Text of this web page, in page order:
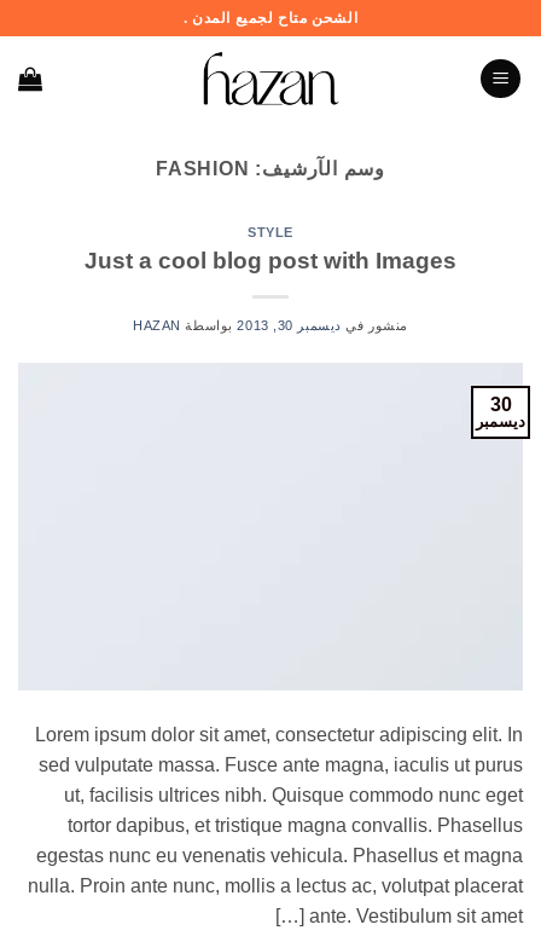
الشحن متاح لجميع المدن .
وسم الآرشيف: FASHION
STYLE
Just a cool blog post with Images
منشور في ديسمبر 30, 2013 بواسطة HAZAN
30
ديسمبر
Lorem ipsum dolor sit amet, consectetur adipiscing elit. In
sed vulputate massa. Fusce ante magna, iaculis ut purus
ut, facilisis ultrices nibh. Quisque commodo nunc eget
tortor dapibus, et tristique magna convallis. Phasellus
egestas nunc eu venenatis vehicula. Phasellus et magna
nulla. Proin ante nunc, mollis a lectus ac, volutpat placerat
ante. Vestibulum sit amet […]